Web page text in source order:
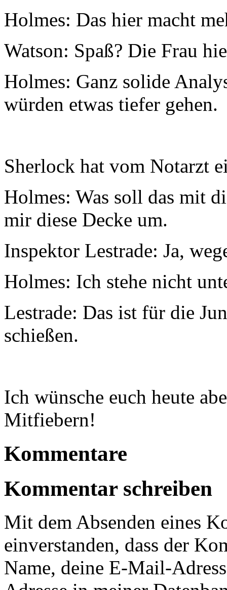
Holmes: Das hier macht
Watson: Spaß? Die Frau
Holmes: Ganz solide
würden etwas tiefer gehen.
Sherlock hat vom Notarzt
Holmes: Was soll das mit
mir diese Decke um.
Inspektor Lestrade: Ja,
Holmes: Ich stehe nicht
Lestrade: Das ist für die
schießen.
Ich wünsche euch heute
Mitfiebern!
Kommentare
Kommentar schreiben
Mit dem Absenden eines
einverstanden, dass der
Name, deine E-Mail-